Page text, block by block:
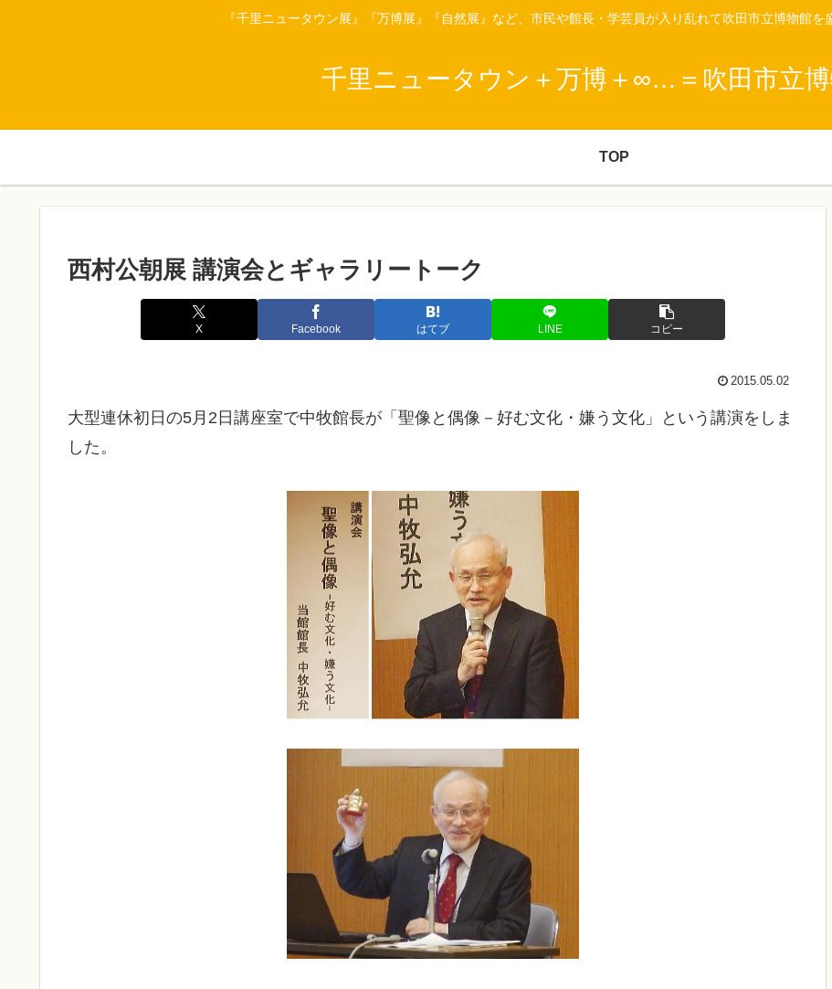
『千里ニュータウン展』『万博展』『自然展』など、市民や館長・学芸員が入り乱れて吹田市立博物館
千里ニュータウン＋万博＋∞…＝吹田市立博
TOP
西村公朝展 講演会とギャラリートーク
X Facebook はてブ LINE コピー
2015.05.02
大型連休初日の5月2日講座室で中牧館長が「聖像と偶像－好む文化・嫌う文化」という講演をしま
した。